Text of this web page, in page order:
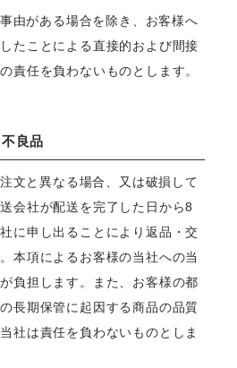
由がある場合を除き、お客様へ
たことによる直接的および間接
責任を負わないものとします。
良品
文と異なる場合、又は破損して
会社が配送を完了した日から8
に申し出ることにより返品・交
本項によるお客様の当社への当
負担します。また、お客様の都
長期保管に起因する商品の品質
社は責任を負わないものとしま